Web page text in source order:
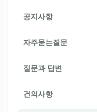
공지사항
자주묻는질문
질문과 답변
건의사항